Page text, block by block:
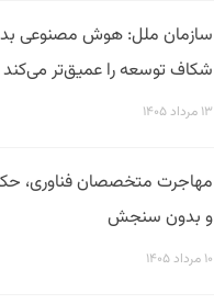
سازمان ملل: هوش مصنوعی
شکاف توسعه را عمیق‌تر می‌کند
۱۳ مرداد ۱۴۰۵
مهاجرت متخصصان فناوری،
و بدون سنجش
۱۰ مرداد ۱۴۰۵